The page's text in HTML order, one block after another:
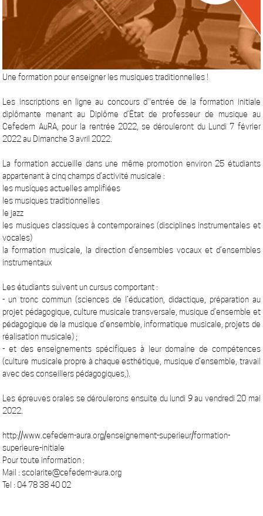
Une formation pour enseigner les musiques traditionnelles !
Les inscriptions en ligne au concours d''entrée de la formation initiale
diplômante menant au Diplôme d’État de professeur de musique au
Cefedem AuRA, pour la rentrée 2022, se dérouleront du Lundi 7 février
2022 au Dimanche 3 avril 2022.
La formation accueille dans une même promotion environ 25 étudiants
appartenant à cinq champs d’activité musicale :
les musiques actuelles amplifiées
les musiques traditionnelles
le jazz
les musiques classiques à contemporaines (disciplines instrumentales et
vocales)
la formation musicale, la direction d’ensembles vocaux et d’ensembles
instrumentaux
Les étudiants suivent un cursus comportant :
- un tronc commun (sciences de l’éducation, didactique, préparation au
projet pédagogique, culture musicale transversale, musique d’ensemble et
pédagogique de la musique d’ensemble, informatique musicale, projets de
réalisation musicale) ;
- et des enseignements spécifiques à leur domaine de compétences
(culture musicale propre à chaque esthétique, musique d’ensemble, travail
avec des conseillers pédagogiques,).
Les épreuves orales se déroulerons ensuite du lundi 9 au vendredi 20 mai
2022.
http://www.cefedem-aura.org/enseignement-superieur/formation-
superieure-initiale
Pour toute information :
Mail : scolarite@cefedem-aura.org
Tel : 04 78 38 40 02